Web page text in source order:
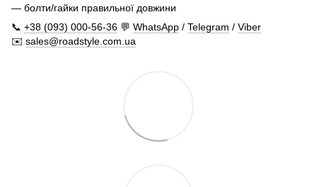
— болти/гайки правильної довжини
📞 +38 (093) 000-56-36 💬 WhatsApp / Telegram / Viber
✉️ sales@roadstyle.com.ua